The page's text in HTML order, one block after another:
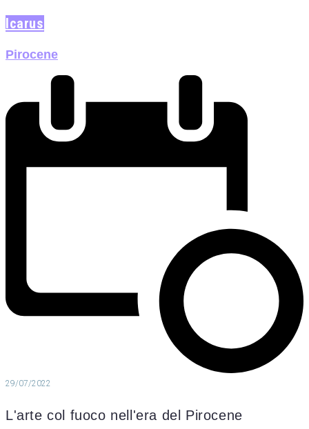
Icarus
Pirocene
29/07/2022
L'arte col fuoco nell'era del Pirocene